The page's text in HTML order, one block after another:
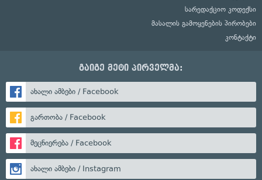
სარედაქციო კოდექსი
მასალის გამოყენების პირობები
კონტაქტი
გაიგე მეტი პირველმა:
ახალი ამბები / Facebook
გართობა / Facebook
მეცნიერება / Facebook
ახალი ამბები / Instagram